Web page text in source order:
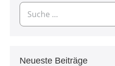
Neueste Beiträge